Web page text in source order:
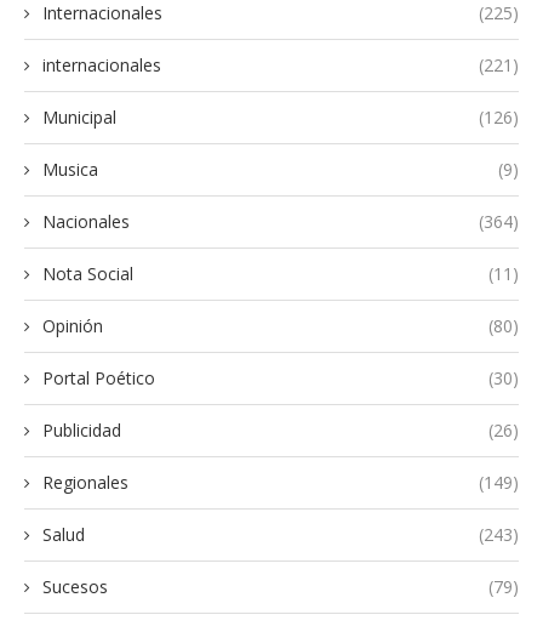
Internacionales (225)
internacionales (221)
Municipal (126)
Musica (9)
Nacionales (364)
Nota Social (11)
Opinión (80)
Portal Poético (30)
Publicidad (26)
Regionales (149)
Salud (243)
Sucesos (79)